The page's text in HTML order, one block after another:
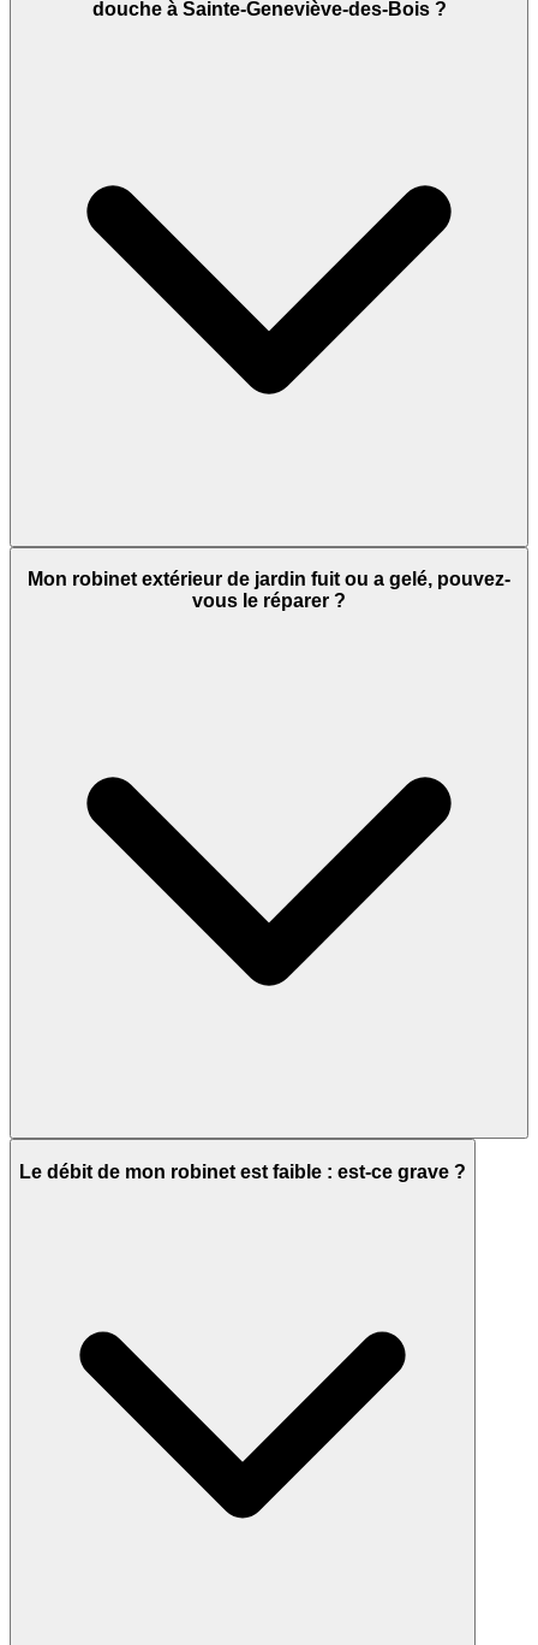
douche à Sainte-Geneviève-des-Bois ?
Mon robinet extérieur de jardin fuit ou a gelé, pouvez-
vous le réparer ?
Le débit de mon robinet est faible : est-ce grave ?